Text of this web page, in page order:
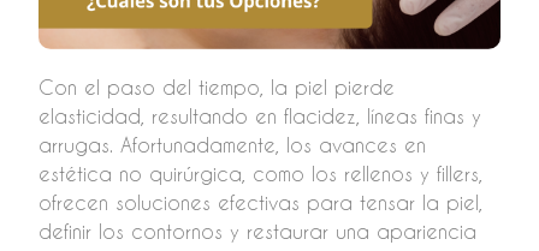
Con el paso del tiempo, la piel pierde
elasticidad, resultando en flacidez, líneas finas y
arrugas. Afortunadamente, los avances en
estética no quirúrgica, como los rellenos y fillers,
ofrecen soluciones efectivas para tensar la piel,
definir los contornos y restaurar una apariencia